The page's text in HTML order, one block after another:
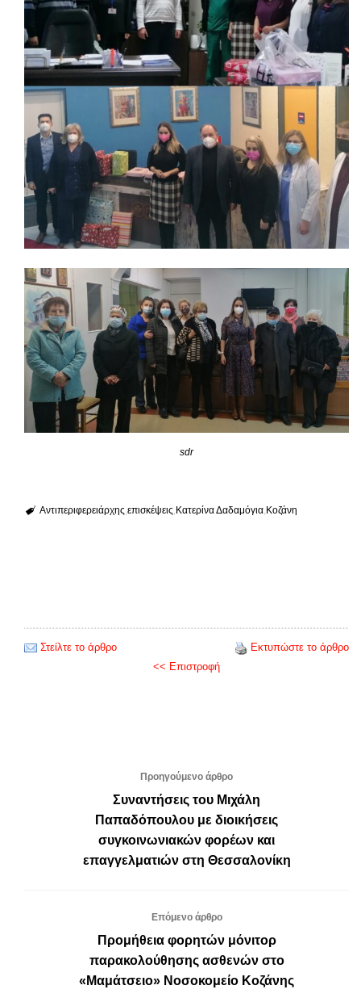
sdr
Αντιπεριφερειάρχης επισκέψεις Κατερίνα Δαδαμόγια Κοζάνη
Στείλτε το άρθρο
Εκτυπώστε το άρθρο
<< Επιστροφή
Προηγούμενο άρθρο
Συναντήσεις του Μιχάλη
Παπαδόπουλου με διοικήσεις
συγκοινωνιακών φορέων και
επαγγελματιών στη Θεσσαλονίκη
Επόμενο άρθρο
Προμήθεια φορητών μόνιτορ
παρακολούθησης ασθενών στο
«Μαμάτσειο» Νοσοκομείο Κοζάνης